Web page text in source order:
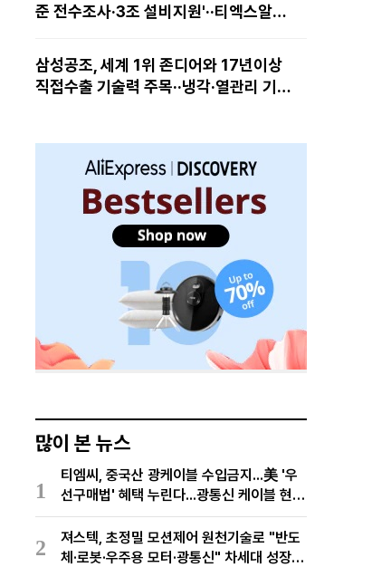
준 전수조사·3조 설비지원'··티엑스알로
삼성공조, 세계 1위 존디어와 17년이상
직접수출 기술력 주목··냉각·열관리 기술
많이 본 뉴스
1
티엠씨, 중국산 광케이블 수입금지...美 '우
선구매법' 혜택 누린다...광통신 케이블 현지
생산
2
져스텍, 초정밀 모션제어 원천기술로 "반도
체·로봇·우주용 모터·광통신" 차세대 성장동